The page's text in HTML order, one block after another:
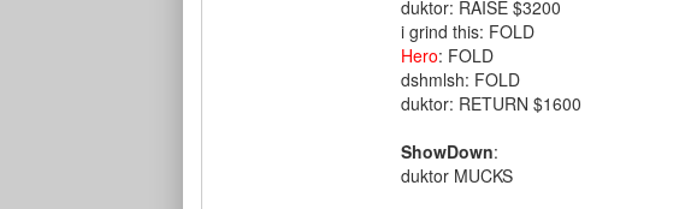
duktor: RAISE $3200
i grind this: FOLD
Hero: FOLD
dshmlsh: FOLD
duktor: RETURN $1600
ShowDown:
duktor MUCKS